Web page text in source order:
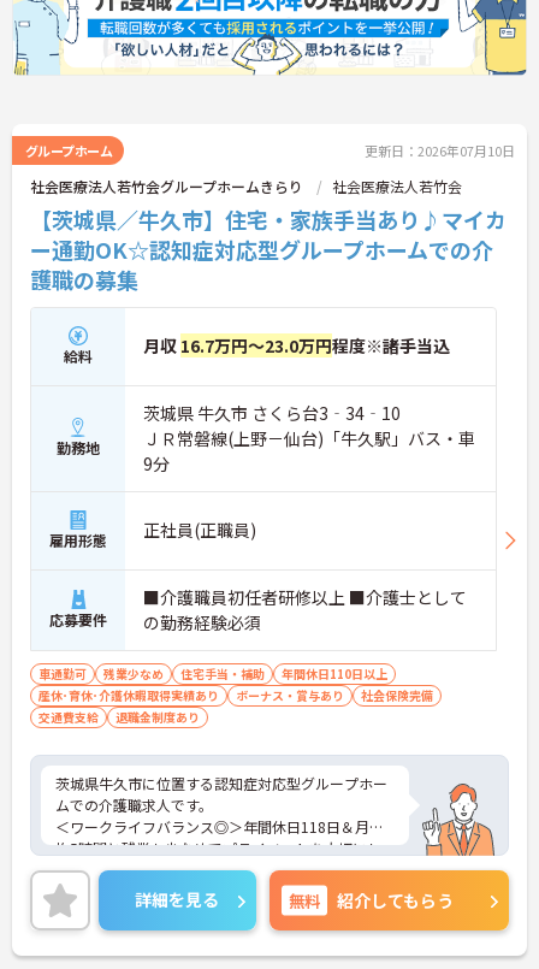
グループホーム 更新日：2026年07月10日
社会医療法人若竹会グループホームきらり 社会医療法人若竹会
【茨城県／牛久市】住宅・家族手当あり♪マイカ
ー通勤OK☆認知症対応型グループホームでの介
護職の募集
給料 月収 16.7万円～23.0万円程度※諸手当込
勤務地
茨城県 牛久市 さくら台3‐34‐10
ＪＲ常磐線(上野－仙台)「牛久駅」バス・車
9分
雇用形態 正社員(正職員)
応募要件
■介護職員初任者研修以上 ■介護士として
の勤務経験必須
車通勤可 残業少なめ 住宅手当・補助
年間休日110日以上
産休･育休･介護休暇取得実績あり
ボーナス・賞与あり
社会保険完備
交通費支給
退職金制度あり
茨城県牛久市に位置する認知症対応型グループホー
ムでの介護職求人です。
＜ワークライフバランス◎＞年間休日118日＆月平
均5時間と残業も少なめでプライベートを大切にし
ながらご勤務いただけます。
＜マイカー通勤OK＞駐車場も完備！雨の日の通勤に
も便利です。
ご興味のある方には、面接対策ポイント等、さらに
詳細をお話ししますのでお気軽にご相談ください！
詳細を見る 無料 紹介してもらう